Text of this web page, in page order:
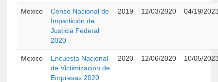
Mexico
Censo Nacional de
Impartición de
Justicia Federal
2020
2019 12/03/2020 04/19/
Mexico
Encuesta Nacional
de Victimización de
Empresas 2020
2020 12/06/2020 10/05/